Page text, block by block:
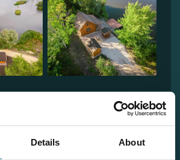
Details About